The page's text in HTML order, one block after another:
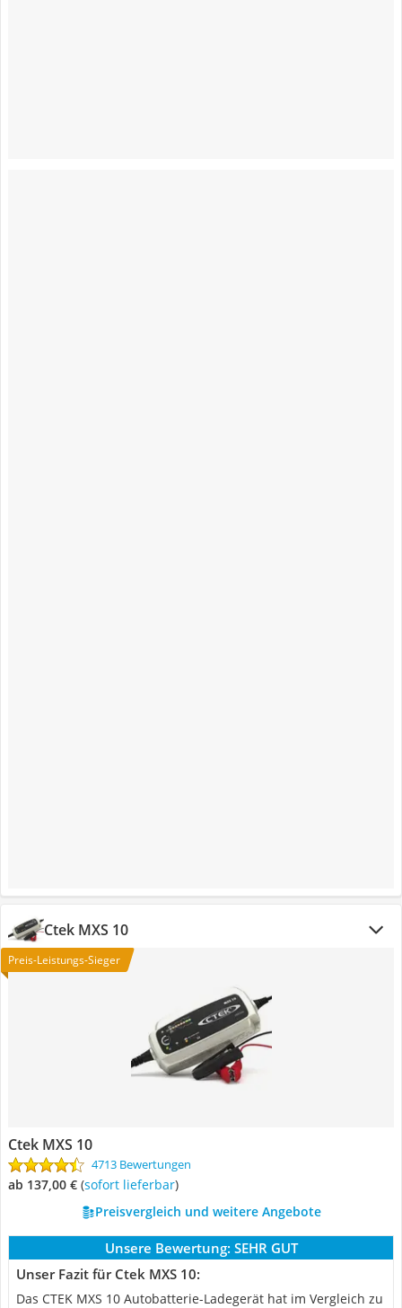
Ctek MXS 10
Preis-Leistungs-Sieger
Ctek MXS 10
4713 Bewertungen
ab 137,00 € ( Sofort lieferbar)
Preisvergleich und weitere Angebote
Unsere Bewertung: SEHR GUT
Unser Fazit für Ctek MXS 10:
Das CTEK MXS 10 Autobatterie-Ladegerät hat im Vergleich zu